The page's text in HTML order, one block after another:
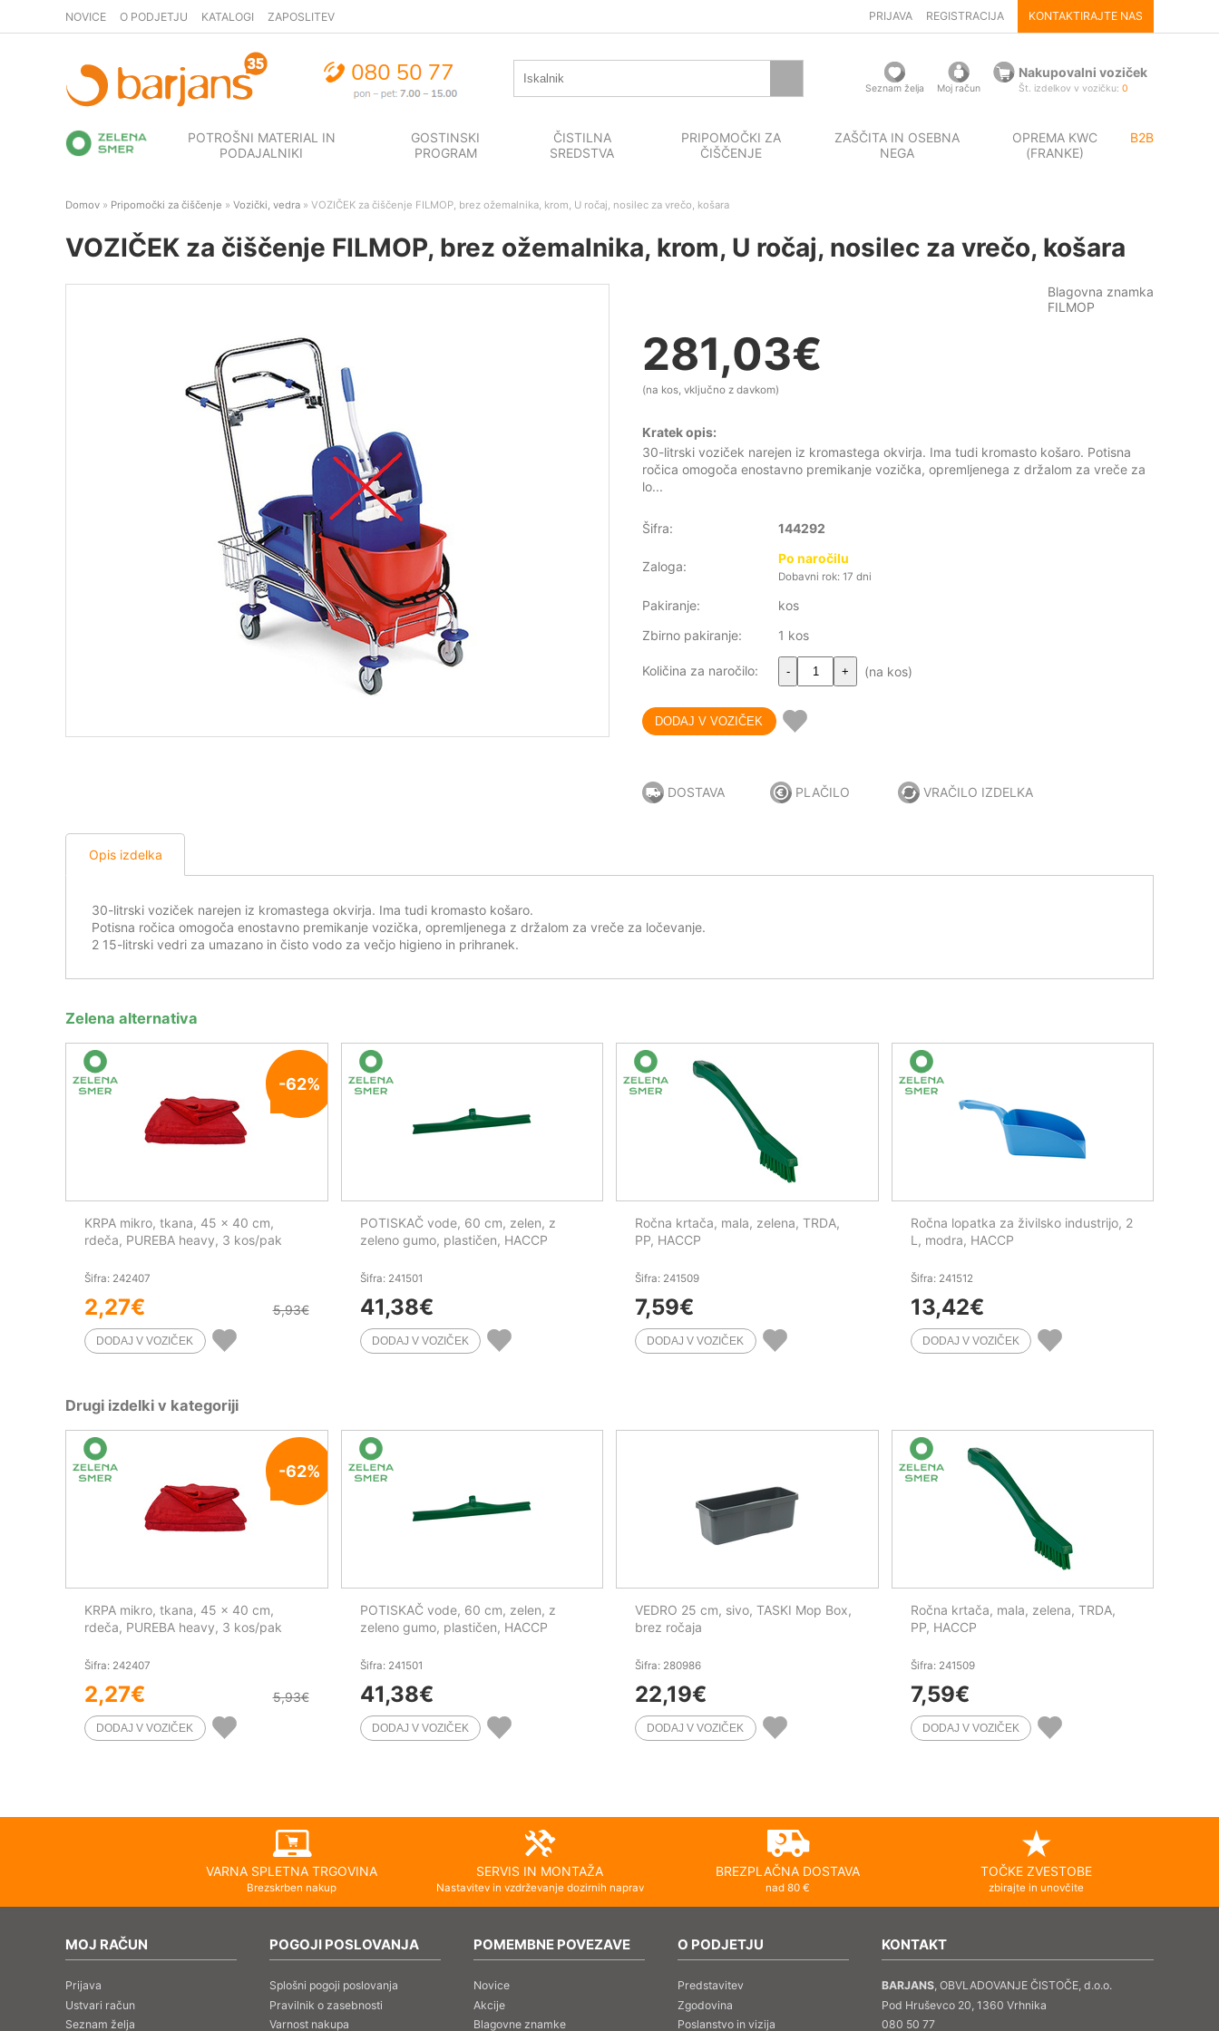
NOVICE O PODJETJU KATALOGI ZAPOSLITEV PRIJAVA REGISTRACIJA KONTAKTIRAJTE NAS
Seznam želja Moj račun
Nakupovalni voziček
Št. izdelkov v vozičku: 0
POTROŠNI MATERIAL IN
PODAJALNIKI
GOSTINSKI
PROGRAM
ČISTILNA
SREDSTVA
PRIPOMOČKI ZA
ČIŠČENJE
ZAŠČITA IN OSEBNA
NEGA
OPREMA KWC
(FRANKE)
B2B
Domov » Pripomočki za čiščenje » Vozički, vedra » VOZIČEK za čiščenje FILMOP, brez ožemalnika, krom, U ročaj, nosilec za vrečo, košara
VOZIČEK za čiščenje FILMOP, brez ožemalnika, krom, U ročaj, nosilec za vrečo, košara
Blagovna znamka
FILMOP
281,03€
(na kos, vključno z davkom)
Kratek opis:
30-litrski voziček narejen iz kromastega okvirja. Ima tudi kromasto košaro. Potisna
ročica omogoča enostavno premikanje vozička, opremljenega z držalom za vreče za
lo...
Šifra: 144292
Zaloga:
Po naročilu
Dobavni rok: 17 dni
Pakiranje:
kos
Zbirno pakiranje:
1 kos
Količina za naročilo: - + (na kos)
DOSTAVA PLAČILO VRAČILO IZDELKA
Opis izdelka
30-litrski voziček narejen iz kromastega okvirja. Ima tudi kromasto košaro.
Potisna ročica omogoča enostavno premikanje vozička, opremljenega z držalom za vreče za ločevanje.
2 15-litrski vedri za umazano in čisto vodo za večjo higieno in prihranek.
Zelena alternativa
-62%
KRPA mikro, tkana, 45 x 40 cm,
rdeča, PUREBA heavy, 3 kos/pak
Šifra: 242407
2,27€ 5,93€
POTISKAČ vode, 60 cm, zelen, z
zeleno gumo, plastičen, HACCP
Šifra: 241501
41,38€
Ročna krtača, mala, zelena, TRDA,
PP, HACCP
Šifra: 241509
7,59€
Ročna lopatka za živilsko industrijo, 2
L, modra, HACCP
Šifra: 241512
13,42€
Drugi izdelki v kategoriji
-62%
KRPA mikro, tkana, 45 x 40 cm,
rdeča, PUREBA heavy, 3 kos/pak
Šifra: 242407
2,27€ 5,93€
POTISKAČ vode, 60 cm, zelen, z
zeleno gumo, plastičen, HACCP
Šifra: 241501
41,38€
VEDRO 25 cm, sivo, TASKI Mop Box,
brez ročaja
Šifra: 280986
22,19€
Ročna krtača, mala, zelena, TRDA,
PP, HACCP
Šifra: 241509
7,59€
VARNA SPLETNA TRGOVINA
Brezskrben nakup
SERVIS IN MONTAŽA
Nastavitev in vzdrževanje dozirnih naprav
BREZPLAČNA DOSTAVA
nad 80 €
TOČKE ZVESTOBE
zbirajte in unovčite
MOJ RAČUN
Prijava
Ustvari račun
Seznam želja
POGOJI POSLOVANJA
Splošni pogoji poslovanja
Pravilnik o zasebnosti
Varnost nakupa
POMEMBNE POVEZAVE
Novice
Akcije
Blagovne znamke
O PODJETJU
Predstavitev
Zgodovina
Poslanstvo in vizija
KONTAKT
BARJANS, OBVLADOVANJE ČISTOČE, d.o.o.
Pod Hruševco 20, 1360 Vrhnika
080 50 77